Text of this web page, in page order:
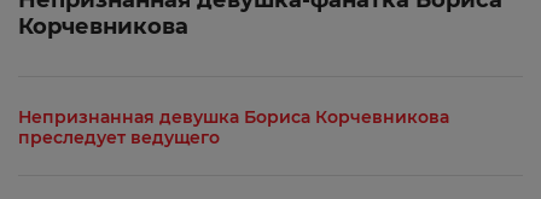
Корчевникова
Непризнанная девушка Бориса Корчевникова
преследует ведущего